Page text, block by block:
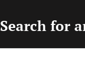
Search for